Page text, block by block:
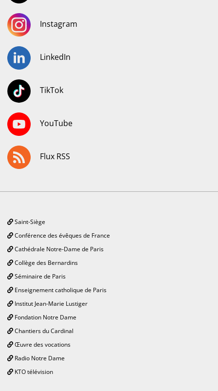
Instagram
LinkedIn
TikTok
YouTube
Flux RSS
Saint-Siège
Conférence des évêques de France
Cathédrale Notre-Dame de Paris
Collège des Bernardins
Séminaire de Paris
Enseignement catholique de Paris
Institut Jean-Marie Lustiger
Fondation Notre Dame
Chantiers du Cardinal
Œuvre des vocations
Radio Notre Dame
KTO télévision